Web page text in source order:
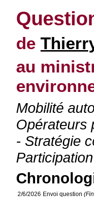
de
au
Mobilité
Opérateurs
- Stratégie
2/6/2026 Envoi question